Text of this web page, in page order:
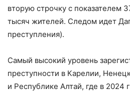
вторую строчку с показателем
тысяч жителей. Следом идет
преступления).
Самый высокий уровень
преступности в Карелии,
и Республике Алтай, где в 2024